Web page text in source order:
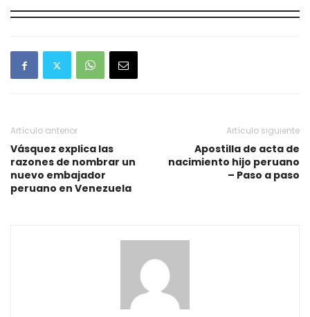
Artículo anterior
Vásquez explica las
razones de nombrar un
nuevo embajador
peruano en Venezuela
Artículo siguiente
Apostilla de acta de
nacimiento hijo peruano
– Paso a paso